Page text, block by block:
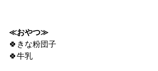
≪おやつ≫
🍀きな粉団子
🍀牛乳